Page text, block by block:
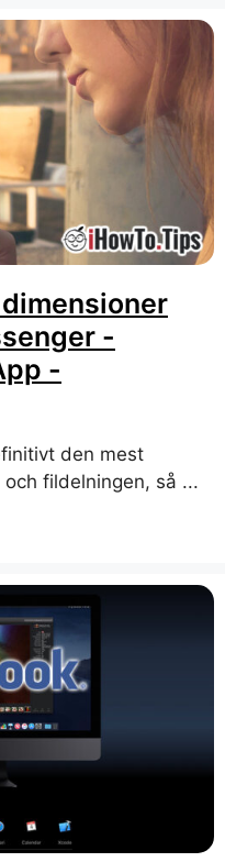
-
-
den mest
fildelningen, så ...